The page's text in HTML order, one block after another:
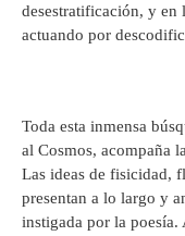
desestratificación, y en
actuando por
Toda esta inmensa
al Cosmos, acompaña
Las ideas de fisicidad,
presentan a lo largo y
instigada por la poesía.